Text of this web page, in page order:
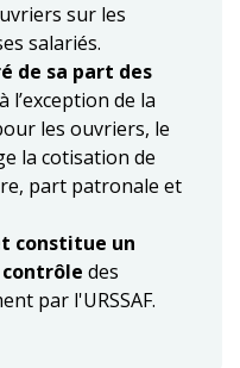
sur les
salariés.
de sa part des
l’exception de la
les ouvriers, le
la cotisation de
part patronale et
constitue un
des
par l'URSSAF.